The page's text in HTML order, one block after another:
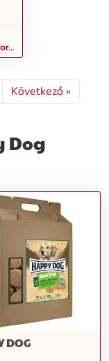
Következő »
Dog
DOG